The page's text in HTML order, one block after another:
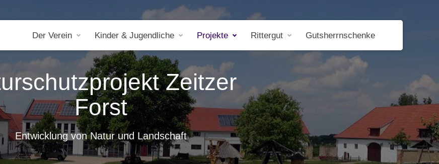
Der Verein Kinder & Jugendliche Projekte Rittergut Gutsherrnschenke
Zeitzer
Forst
Entwicklung von Natur und Landschaft